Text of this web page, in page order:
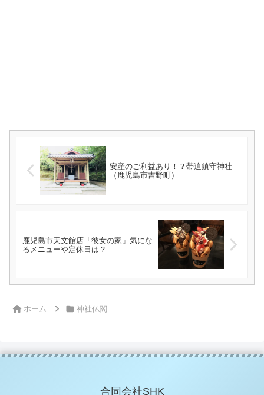
安産のご利益あり！？帯迫鎮守神社
（鹿児島市吉野町）
鹿児島市天文館店「彼女の家」気にな
るメニューや定休日は？
ホーム 神社仏閣
合同会社SHK